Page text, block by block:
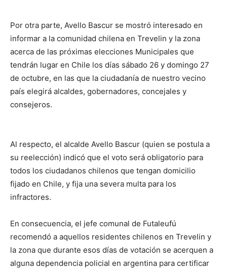
Por otra parte, Avello Bascur se mostró interesado en
informar a la comunidad chilena en Trevelin y la zona
acerca de las próximas elecciones Municipales que
tendrán lugar en Chile los días sábado 26 y domingo 27
de octubre, en las que la ciudadanía de nuestro vecino
país elegirá alcaldes, gobernadores, concejales y
consejeros.
Al respecto, el alcalde Avello Bascur (quien se postula a
su reelección) indicó que el voto será obligatorio para
todos los ciudadanos chilenos que tengan domicilio
fijado en Chile, y fija una severa multa para los
infractores.
En consecuencia, el jefe comunal de Futaleufú
recomendó a aquellos residentes chilenos en Trevelin y
la zona que durante esos días de votación se acerquen a
alguna dependencia policial en argentina para certificar